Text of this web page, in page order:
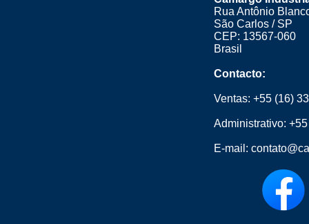
Rua Antônio
São Carlos / SP
CEP: 13567-060
Brasil
Contacto:
Ventas: +55 (16)
Administrativo:
E-mail: